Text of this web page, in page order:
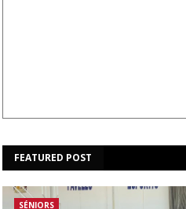
FEATURED POST
SÉNIORS